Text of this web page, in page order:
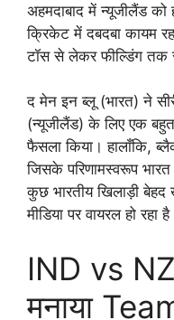
अहमदाबाद में न्यूजीलैंड को
क्रिकेट में दबदबा कायम
टॉस से लेकर फील्डिंग तक
द मेन इन ब्लू (भारत) ने
(न्यूजीलैंड) के लिए एक बहुत
फैसला किया। हालाँकि,
जिसके परिणामस्वरूप
कुछ भारतीय खिलाड़ी
मीडिया पर वायरल हो रहा
IND vs
मनाया